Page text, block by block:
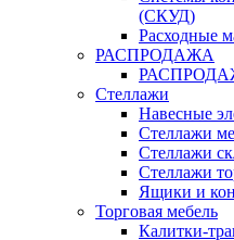
(СКУД)
Расходные
РАСПРОДАЖА
Стеллажи
Навесные
Стеллажи
Стеллажи
Стеллажи
Ящики и
Торговая мебель
Калитки-